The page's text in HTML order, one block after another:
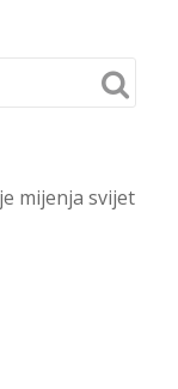
mijenja svijet